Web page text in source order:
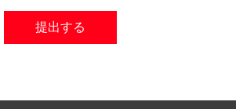
提出する